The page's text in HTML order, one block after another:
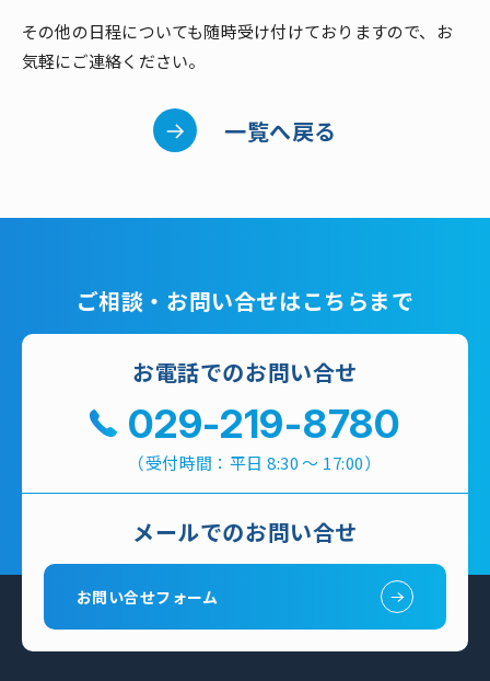
その他の日程についても随時受け付けておりますので、お
気軽にご連絡ください。
一覧へ戻る
ご相談・お問い合せはこちらまで
お電話でのお問い合せ
029-219-8780
（受付時間：平日 8:30 ～ 17:00）
メールでのお問い合せ
お問い合せフォーム